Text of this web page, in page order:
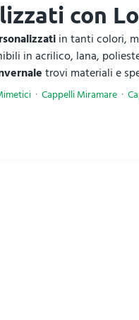
con
in tanti colori,
in acrilico, lana,
trovi materiali e
Cappelli Miramare